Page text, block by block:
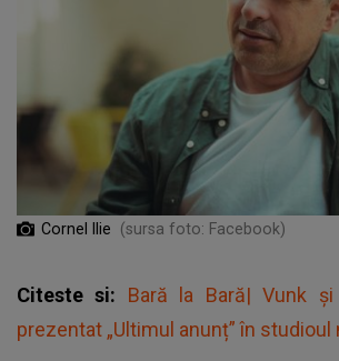
Cornel Ilie (sursa foto: Facebook)
Citeste si: Bară la Bară| Vunk
prezentat „Ultimul anunț” în studioul